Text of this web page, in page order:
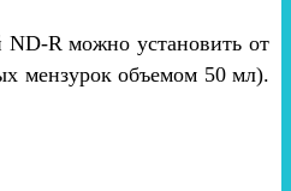
ND-R можно установить от
мензурок объемом 50 мл).